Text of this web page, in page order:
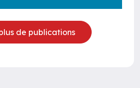
de publications